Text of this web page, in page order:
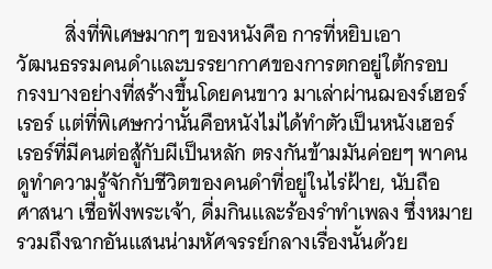
สิ่งที่พิเศษมากๆ ของหนังคือ การที่หยิบเอา
วัฒนธรรมคนดำและบรรยากาศของการตกอยู่ใต้กรอบ
กรงบางอย่างที่สร้างขึ้นโดยคนขาว มาเล่าผ่านฌองร์เฮอร์
เรอร์ แต่ที่พิเศษกว่านั้นคือหนังไม่ได้ทำตัวเป็นหนังเฮอร์
เรอร์ที่มีคนต่อสู้กับผีเป็นหลัก ตรงกันข้ามมันค่อยๆ พาคน
ดูทำความรู้จักกับชีวิตของคนดำที่อยู่ในไร่ฝ้าย, นับถือ
ศาสนา เชื่อฟังพระเจ้า, ดื่มกินและร้องรำทำเพลง ซึ่งหมาย
รวมถึงฉากอันแสนน่ามหัศจรรย์กลางเรื่องนั้นด้วย